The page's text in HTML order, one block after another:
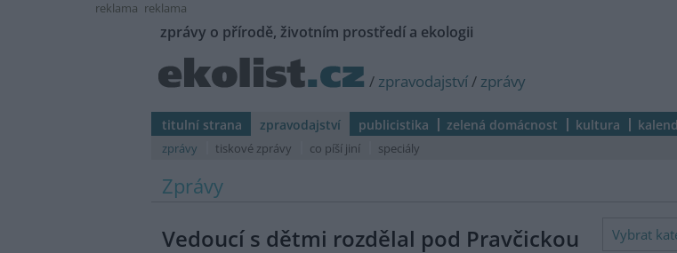
reklama reklama
zprávy o přírodě, životním prostředí a ekologii
/ zpravodajství/ zprávy
titulní strana zpravodajství publicistika zelená domácnost kultura
zprávy tiskové zprávy co píší jiní speciály
Zprávy
Vedoucí s dětmi rozdělal pod Pravčickou